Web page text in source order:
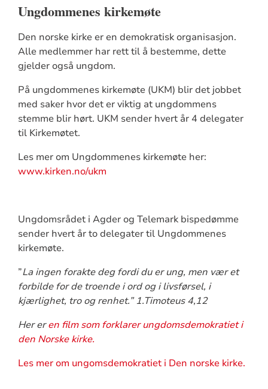
Ungdommenes kirkemøte
Den norske kirke er en demokratisk organisasjon.
Alle medlemmer har rett til å bestemme, dette
gjelder også ungdom.
På ungdommenes kirkemøte (UKM) blir det jobbet
med saker hvor det er viktig at ungdommens
stemme blir hørt. UKM sender hvert år 4 delegater
til Kirkemøtet.
Les mer om Ungdommenes kirkemøte her:
www.kirken.no/ukm
Ungdomsrådet i Agder og Telemark bispedømme
sender hvert år to delegater til Ungdommenes
kirkemøte.
”La ingen forakte deg fordi du er ung, men vær et
forbilde for de troende i ord og i livsførsel, i
kjærlighet, tro og renhet.” 1.Timoteus 4,12
Her eren film som forklarer ungdomsdemokratiet i
den Norske kirke.
Les mer om ungomsdemokratiet i Den norske kirke.